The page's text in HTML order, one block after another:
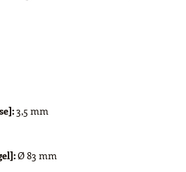
3,5 mm
Ø 83 mm